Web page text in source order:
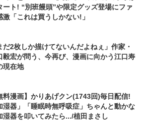
ート! “別班饅頭”や限定グッズ登場にファ
激「これは買うしかない!」
だ2枚しか描けてないんだよねぇ」作家・
毅宏が問う、今再び、漫画に向かう江口寿
現在地
料漫画】かりあげクン(1743回)毎日配信!
湿器」「睡眠時無呼吸症」ちゃんと動かな
湿器を叩いてみたら.../植田まさし